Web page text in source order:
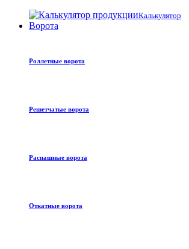
Калькулятор
Ворота
Роллетные ворота
Решетчатые ворота
Распашные ворота
Откатные ворота